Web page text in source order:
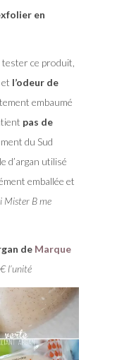
en
ce produit,
l’odeur de
embaumé
pas de
du Sud
d’argan utilisé
emballée et
Mister B me
de Marque
l’unité